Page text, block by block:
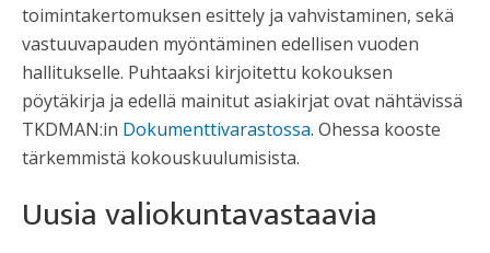
toimintakertomuksen esittely ja vahvistaminen, sekä
vastuuvapauden myöntäminen edellisen vuoden
hallitukselle. Puhtaaksi kirjoitettu kokouksen
pöytäkirja ja edellä mainitut asiakirjat ovat nähtävissä
TKDMAN:in Dokumenttivarastossa. Ohessa kooste
tärkemmistä kokouskuulumisista.
Uusia valiokuntavastaavia